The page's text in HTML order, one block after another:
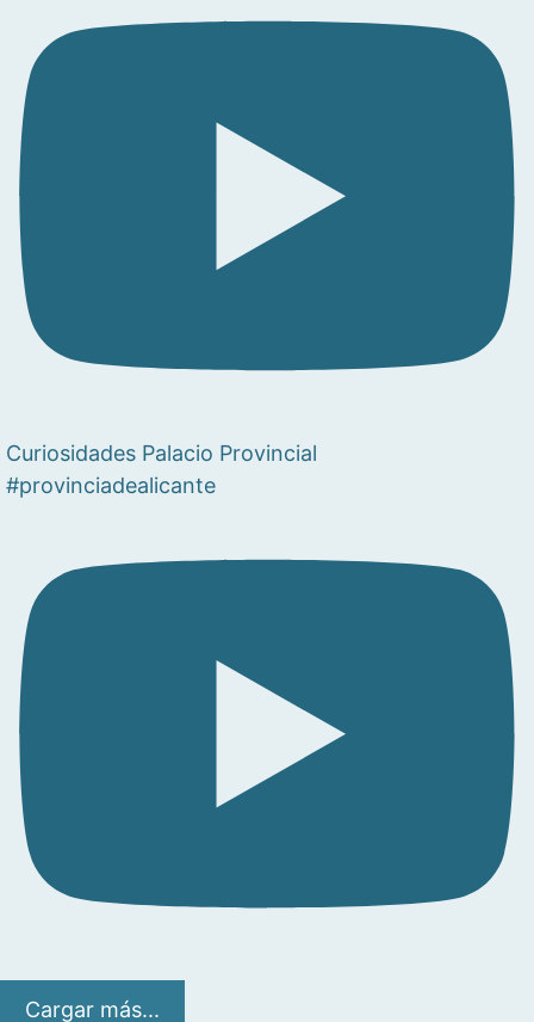
Curiosidades Palacio Provincial
#provinciadealicante
Cargar más...